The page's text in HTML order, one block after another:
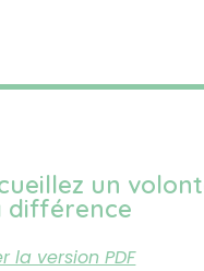
un
différence
la version PDF